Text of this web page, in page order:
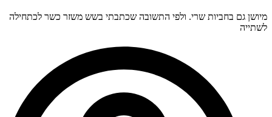
מיושן גם בחביות שרי. ולפי התשובה שכתבתי בשש משזר כשר לכתחילה
לשתייה